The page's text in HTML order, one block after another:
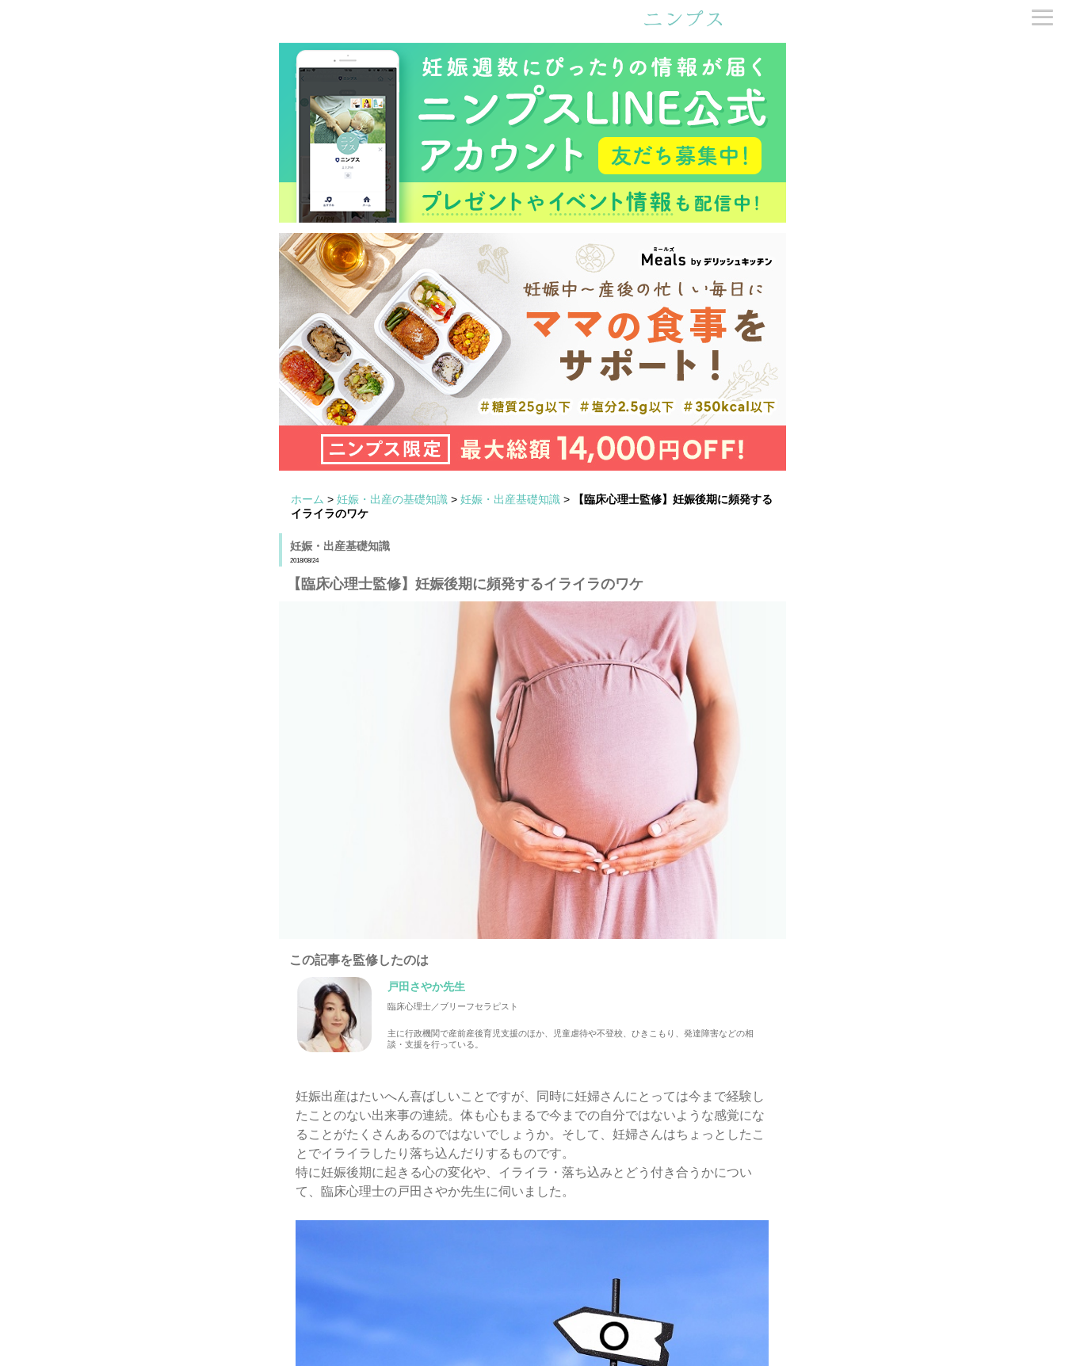
ホーム > 妊娠・出産の基礎知識 > 妊娠・出産基礎知識 >
【臨床心理士監修】妊娠後期に頻発する
イライラのワケ
妊娠・出産基礎知識
2018/08/24
【臨床心理士監修】妊娠後期に頻発するイライラのワケ
この記事を監修したのは
戸田さやか先生
臨床心理士／ブリーフセラピスト
主に行政機関で産前産後育児支援のほか、児童虐待や不登校、ひきこもり、発達障害などの相
談・支援を行っている。
妊娠出産はたいへん喜ばしいことですが、同時に妊婦さんにとっては今まで経験し
たことのない出来事の連続。体も心もまるで今までの自分ではないような感覚にな
ることがたくさんあるのではないでしょうか。そして、妊婦さんはちょっとしたこ
とでイライラしたり落ち込んだりするものです。
特に妊娠後期に起きる心の変化や、イライラ・落ち込みとどう付き合うかについ
て、臨床心理士の戸田さやか先生に伺いました。